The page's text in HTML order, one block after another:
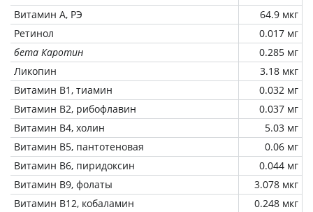
Витамин А, РЭ
64.9 мкг
Ретинол
0.017 мг
бета Каротин
0.285 мг
Ликопин
3.18 мкг
Витамин В1, тиамин
0.032 мг
Витамин В2, рибофлавин
0.037 мг
Витамин В4, холин
5.03 мг
Витамин В5, пантотеновая
0.06 мг
Витамин В6, пиридоксин
0.044 мг
Витамин В9, фолаты
3.078 мкг
Витамин В12, кобаламин
0.248 мкг